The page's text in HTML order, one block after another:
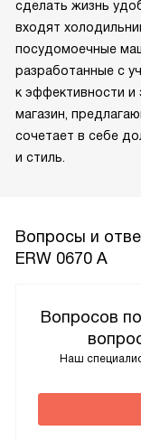
сделать жизнь
входят
посудомоечные
разработанные с
к эффективности
магазин,
сочетает в себе
и стиль.
Вопросы и
ERW 0670 A
Вопросов
Наш